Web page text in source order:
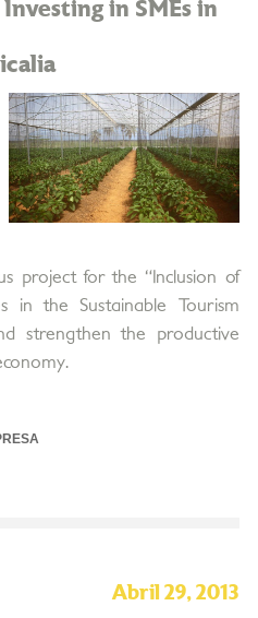
in SMEs in
project for the “Inclusion of
in the Sustainable Tourism
strengthen the productive
Abril 29, 2013